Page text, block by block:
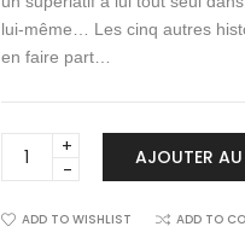
lui-même… Les cinq autres
en faire part…
MANDRAGORE
AJOUTER AU
ADD TO WISHLIST ADD TO